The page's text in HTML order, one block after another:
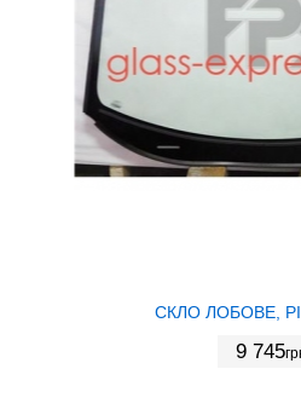
СКЛО ЛОБОВЕ,
9 745